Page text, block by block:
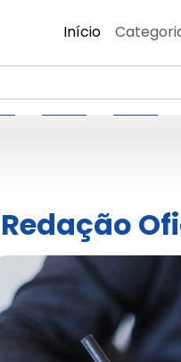
Início
Redação